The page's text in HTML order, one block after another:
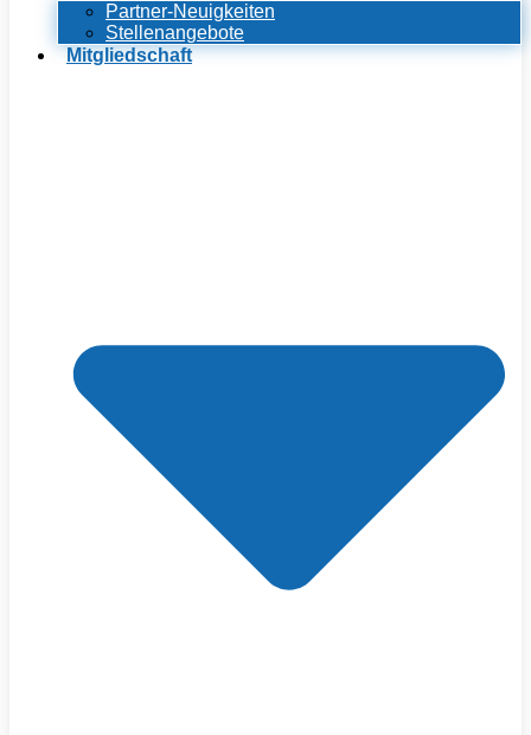
Partner-Neuigkeiten
Stellenangebote
Mitgliedschaft